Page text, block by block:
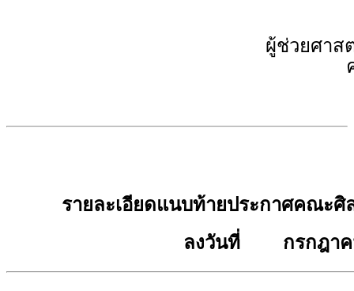
ผู้ช่วยศาส
รายละเอียดแนบท้ายประกาศคณะ
ลงวันที่ กรกฎาค